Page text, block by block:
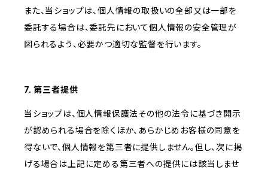
また、当ショップは、個人情報の取扱いの全部又は一部を
委託する場合は、委託先において個人情報の安全管理が
図られるよう、必要かつ適切な監督を行います。
7. 第三者提供
当ショップは、個人情報保護法その他の法令に基づき開示
が認められる場合を除くほか、あらかじめお客様の同意を
得ないで、個人情報を第三者に提供しません。但し、次に掲
げる場合は上記に定める第三者への提供には該当しませ